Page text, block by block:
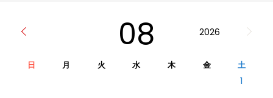
08 2026
日 月 火 水 木 金 土
1